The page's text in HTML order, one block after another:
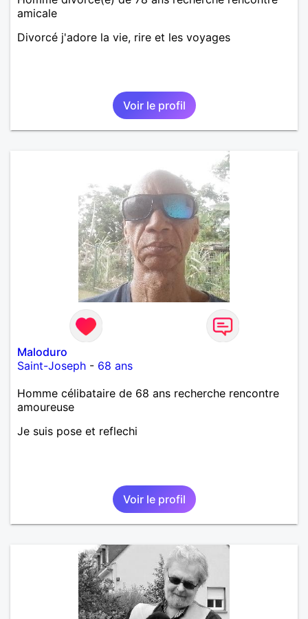
amicale
Divorcé j'adore la vie, rire et les voyages
Voir le profil
Maloduro
Saint-Joseph - 68 ans
Homme célibataire de 68 ans recherche rencontre
amoureuse
Je suis pose et reflechi
Voir le profil